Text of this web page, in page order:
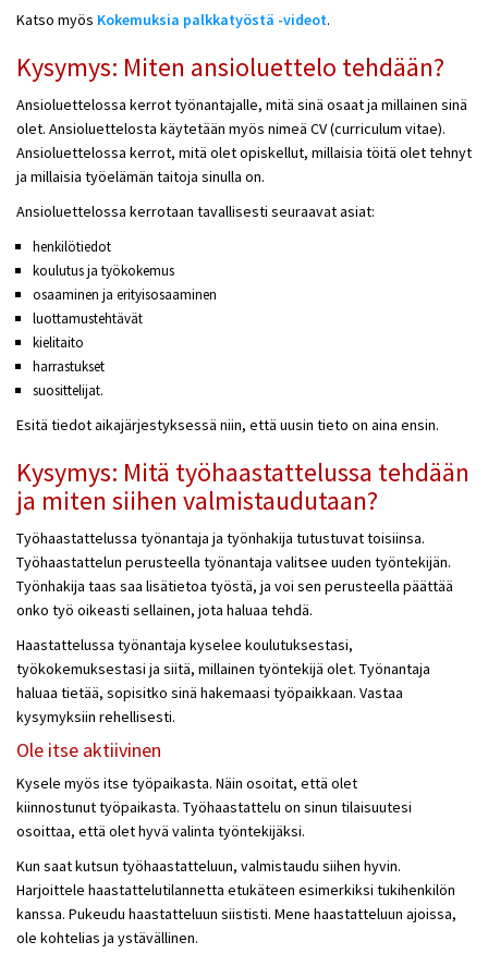
Katso myös Kokemuksia palkkatyöstä -videot.
Kysymys: Miten ansioluettelo tehdään?
Ansioluettelossa kerrot työnantajalle, mitä sinä osaat ja millainen sinä
olet. Ansioluettelosta käytetään myös nimeä CV (curriculum vitae).
Ansioluettelossa kerrot, mitä olet opiskellut, millaisia töitä olet tehnyt
ja millaisia työelämän taitoja sinulla on.
Ansioluettelossa kerrotaan tavallisesti seuraavat asiat:
henkilötiedot
koulutus ja työkokemus
osaaminen ja erityisosaaminen
luottamustehtävät
kielitaito
harrastukset
suosittelijat.
Esitä tiedot aikajärjestyksessä niin, että uusin tieto on aina ensin.
Kysymys: Mitä työhaastattelussa tehdään
ja miten siihen valmistaudutaan?
Työhaastattelussa työnantaja ja työnhakija tutustuvat toisiinsa.
Työhaastattelun perusteella työnantaja valitsee uuden työntekijän.
Työnhakija taas saa lisätietoa työstä, ja voi sen perusteella päättää
onko työ oikeasti sellainen, jota haluaa tehdä.
Haastattelussa työnantaja kyselee koulutuksestasi,
työkokemuksestasi ja siitä, millainen työntekijä olet. Työnantaja
haluaa tietää, sopisitko sinä hakemaasi työpaikkaan. Vastaa
kysymyksiin rehellisesti.
Ole itse aktiivinen
Kysele myös itse työpaikasta. Näin osoitat, että olet
kiinnostunuttyöpaikasta. Työhaastattelu on sinun tilaisuutesi
osoittaa, että olet hyvä valinta työntekijäksi.
Kun saat kutsun työhaastatteluun, valmistaudu siihen hyvin.
Harjoittele haastattelutilannetta etukäteen esimerkiksi tukihenkilön
kanssa. Pukeudu haastatteluun siististi. Mene haastatteluun ajoissa,
ole kohtelias ja ystävällinen.